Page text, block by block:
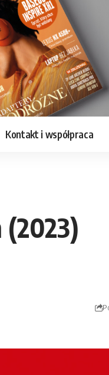
Kontakt i współpraca
(2023)